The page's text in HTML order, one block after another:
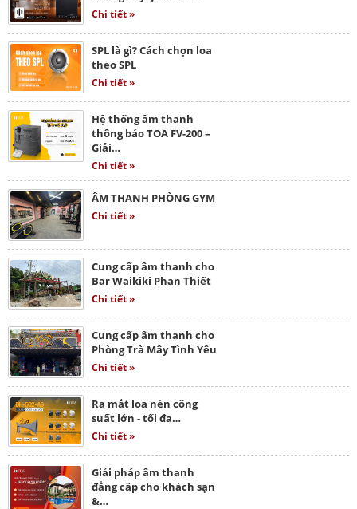
Chi tiết »
SPL là gì? Cách chọn loa
theo SPL
Chi tiết »
Hệ thống âm thanh
thông báo TOA FV-200 –
Giải…
Chi tiết »
ÂM THANH PHÒNG GYM
Chi tiết »
Cung cấp âm thanh cho
Bar Waikiki Phan Thiết
Chi tiết »
Cung cấp âm thanh cho
Phòng Trà Mây Tình Yêu
Chi tiết »
Ra mắt loa nén công
suất lớn - tối đa…
Chi tiết »
Giải pháp âm thanh
đẳng cấp cho khách sạn
&…